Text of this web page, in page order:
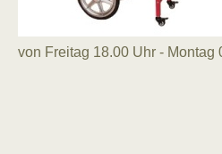
von Freitag 18.00 Uhr - Montag